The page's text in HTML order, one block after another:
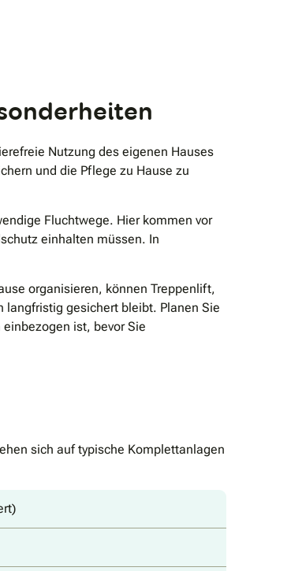
Nutzung des eigenen Hauses
und die Pflege zu Hause zu
Fluchtwege. Hier kommen vor
einhalten müssen. In
organisieren, können Treppenlift,
langfristig gesichert bleibt. Planen Sie
ist, bevor Sie
sich auf typische Komplettanlagen